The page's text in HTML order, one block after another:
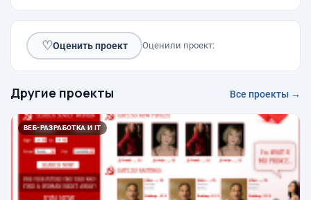
♡Оценить проект Оценили проект:
Другие проекты Все проекты →
ВЕБ-РАЗРАБОТКА И IT